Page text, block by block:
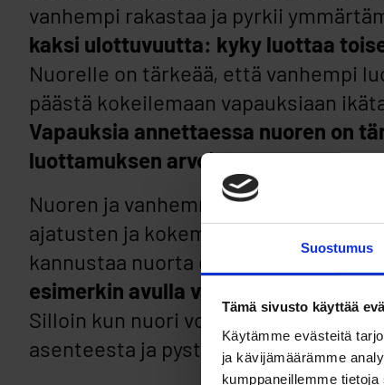
Suostumus
Tämä sivusto käyttää
Käytämme evästeitä
ja kävijämäärämme
kumppaneillemme
vanhempi rakastaa ja pyrkii
kaksi ulottuvuutta: kyky luottaa
Nuorelle on tärkeää, että vanhempi
päästä kokeilemaan vapauksiaan
Vapauksia annettaessa nuoren on
luottamuksen arvoinen.
Nuoren ja vanhemman välisessä
ajatusten ja kokemusten
kannustaa nuorta erilaisten
esimerkin avulla välittää nuorelle
Silloin kun nuori voi luottaa
asenteesta ja pystyvyydestä jää